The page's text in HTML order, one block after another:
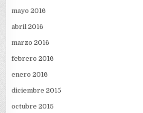
mayo 2016
abril 2016
marzo 2016
febrero 2016
enero 2016
diciembre 2015
octubre 2015